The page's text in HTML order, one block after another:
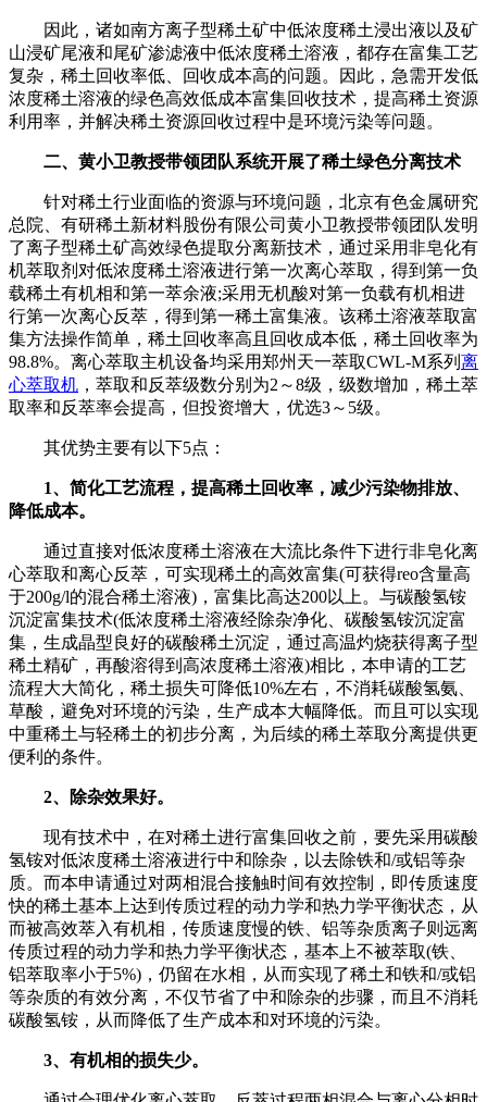
因此，诸如南方离子型稀土矿中低浓度稀土浸出液以及矿
山浸矿尾液和尾矿渗滤液中低浓度稀土溶液，都存在富集工艺
复杂，稀土回收率低、回收成本高的问题。因此，急需开发低
浓度稀土溶液的绿色高效低成本富集回收技术，提高稀土资源
利用率，并解决稀土资源回收过程中是环境污染等问题。
二、黄小卫教授带领团队系统开展了稀土绿色分离技术
针对稀土行业面临的资源与环境问题，北京有色金属研究
总院、有研稀土新材料股份有限公司黄小卫教授带领团队发明
了离子型稀土矿高效绿色提取分离新技术，通过采用非皂化有
机萃取剂对低浓度稀土溶液进行第一次离心萃取，得到第一负
载稀土有机相和第一萃余液;采用无机酸对第一负载有机相进
行第一次离心反萃，得到第一稀土富集液。该稀土溶液萃取富
集方法操作简单，稀土回收率高且回收成本低，稀土回收率为
98.8%。离心萃取主机设备均采用郑州天一萃取CWL-M系列 离
心萃取机 ，萃取和反萃级数分别为2～8级，级数增加，稀土萃
取率和反萃率会提高，但投资增大，优选3～5级。
其优势主要有以下5点：
1、简化工艺流程，提高稀土回收率，减少污染物排放、
降低成本。
通过直接对低浓度稀土溶液在大流比条件下进行非皂化离
心萃取和离心反萃，可实现稀土的高效富集(可获得reo含量高
于200g/l的混合稀土溶液)，富集比高达200以上。与碳酸氢铵
沉淀富集技术(低浓度稀土溶液经除杂净化、碳酸氢铵沉淀富
集，生成晶型良好的碳酸稀土沉淀，通过高温灼烧获得离子型
稀土精矿，再酸溶得到高浓度稀土溶液)相比，本申请的工艺
流程大大简化，稀土损失可降低10%左右，不消耗碳酸氢氨、
草酸，避免对环境的污染，生产成本大幅降低。而且可以实现
中重稀土与轻稀土的初步分离，为后续的稀土萃取分离提供更
便利的条件。
2、除杂效果好。
现有技术中，在对稀土进行富集回收之前，要先采用碳酸
氢铵对低浓度稀土溶液进行中和除杂，以去除铁和/或铝等杂
质。而本申请通过对两相混合接触时间有效控制，即传质速度
快的稀土基本上达到传质过程的动力学和热力学平衡状态，从
而被高效萃入有机相，传质速度慢的铁、铝等杂质离子则远离
传质过程的动力学和热力学平衡状态，基本上不被萃取(铁、
铝萃取率小于5%)，仍留在水相，从而实现了稀土和铁和/或铝
等杂质的有效分离，不仅节省了中和除杂的步骤，而且不消耗
碳酸氢铵，从而降低了生产成本和对环境的污染。
3、有机相的损失少。